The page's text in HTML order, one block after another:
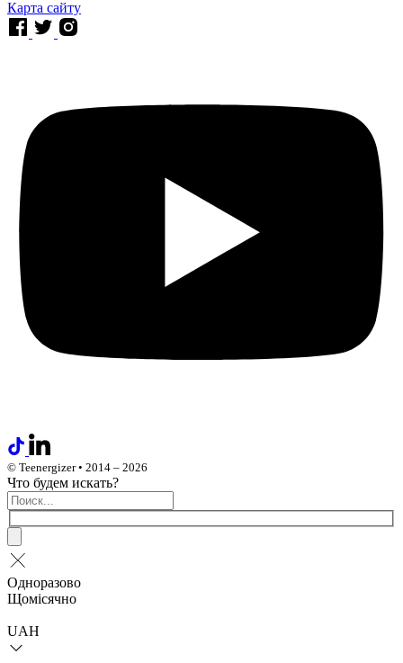
Карта сайту
© Teenergizer • 2014 – 2026
Что будем искать?
Одноразово
Щомісячно
UAH